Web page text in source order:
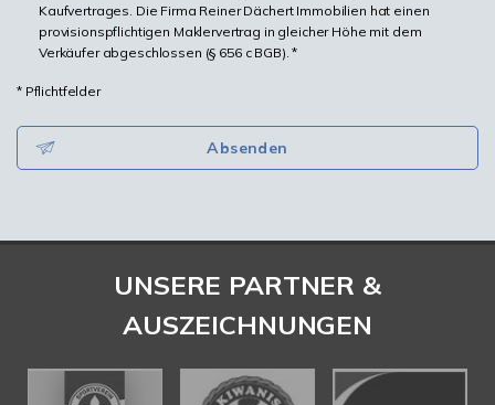
Kaufvertrages. Die Firma Reiner Dächert Immobilien hat einen
provisionspflichtigen Maklervertrag in gleicher Höhe mit dem
Verkäufer abgeschlossen (§ 656 c BGB). *
* Pflichtfelder
Absenden
UNSERE PARTNER &
AUSZEICHNUNGEN